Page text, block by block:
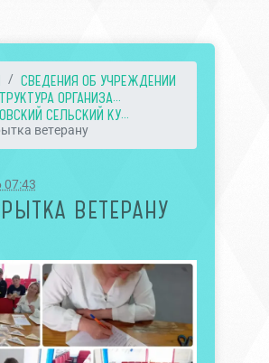
СВЕДЕНИЯ ОБ УЧРЕЖДЕНИИ
ОРГАНИЗА...
СЕЛЬСКИЙ КУ...
ветерану
07:43
ВЕТЕРАНУ